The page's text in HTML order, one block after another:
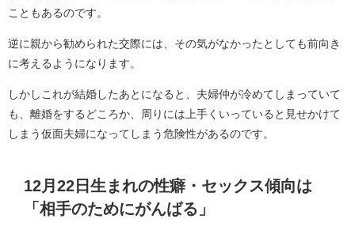
こともあるのです。
逆に親から勧められた交際には、その気がなかったとしても前向き
に考えるようになります。
しかしこれが結婚したあとになると、夫婦仲が冷めてしまっていて
も、離婚をするどころか、周りには上手くいっていると見せかけて
しまう仮面夫婦になってしまう危険性があるのです。
12月22日生まれの性癖・セックス傾向は
「相手のためにがんばる」